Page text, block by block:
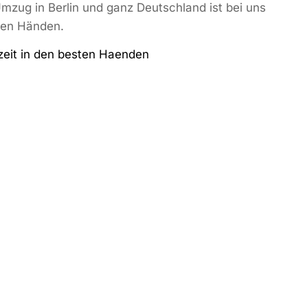
in Berlin und ganz Deutschland ist bei uns
Händen.